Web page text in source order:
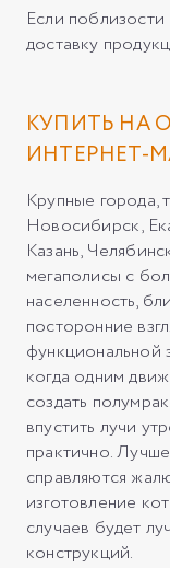
Если
доставку
КУПИТЬ НА
ИНТЕРНЕТ-
Крупные города,
Новосибирск,
Казань,
мегаполисы с
населенность,
посторонние
функциональной
когда одним
создать
впустить лучи
практично.
справляются
изготовление
случаев будет
конструкций.